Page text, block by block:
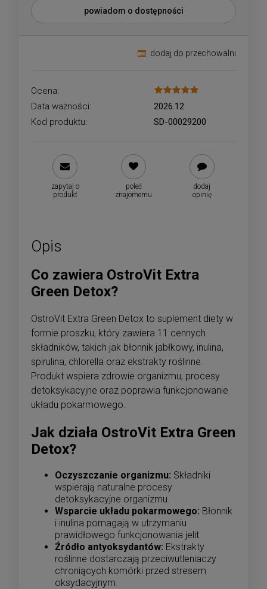
powiadom o dostępności
dodaj do przechowalni
Ocena:
Data ważności:
2026.12
Kod produktu:
SD-00029200
zapytaj o
produkt
poleć
znajomemu
dodaj
opinię
Opis
Co zawiera OstroVit Extra
Green Detox?
OstroVit Extra Green Detox to suplement diety w
formie proszku, który zawiera 11 cennych
składników, takich jak błonnik jabłkowy, inulina,
spirulina, chlorella oraz ekstrakty roślinne.
Produkt wspiera zdrowie organizmu, procesy
detoksykacyjne oraz poprawia funkcjonowanie
układu pokarmowego.
Jak działa OstroVit Extra Green
Detox?
Oczyszczanie organizmu: Składniki
wspierają naturalne procesy
detoksykacyjne organizmu.
Wsparcie układu pokarmowego: Błonnik
i inulina pomagają w utrzymaniu
prawidłowego funkcjonowania jelit.
Źródło antyoksydantów: Ekstrakty
roślinne dostarczają przeciwutleniaczy
chroniących komórki przed stresem
oksydacyjnym.